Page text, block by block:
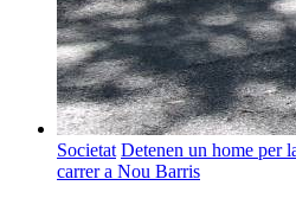
Societat Detenen un home per
carrer a Nou Barris